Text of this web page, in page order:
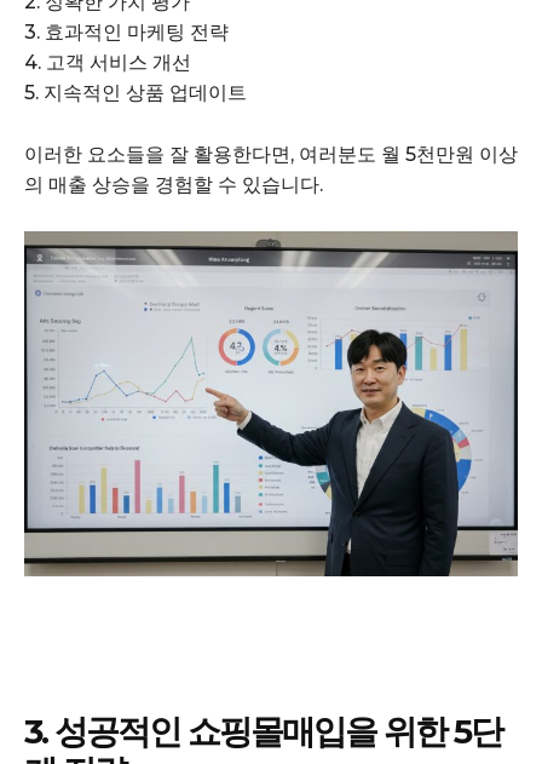
3. 효과적인 마케팅 전략
4. 고객 서비스 개선
5. 지속적인 상품 업데이트
이러한 요소들을 잘 활용한다면, 여러분도 월 5천만원 이상
의 매출 상승을 경험할 수 있습니다.
3. 성공적인 쇼핑몰매입을 위한 5단